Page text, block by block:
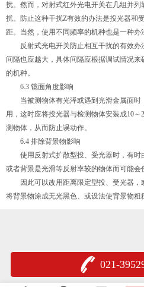
扰。然而，对射式红外光电开关在几组并
扰。防止这种干扰Z有效的办法是投光器和
距。当然，使用不同频率的机种也是一种办
反射式光电开关防止相互干扰的有效办
间隔也应越大，具体间隔应根据调试情况
的机种。
6.3 镜面角度影响
当被测物体有光泽或遇到光滑金属面时
用，这时应将投光器与检测物体安装成10
测物体，从而防止误动作。
6.4 排除背景物影响
使用反射式扩散型投、受光器时，有时
或者背景是光滑等反射率较的物体而可能会
因此可以改用距离限定型投、受光器，
将背景物涂成无光黑色、或设法使背景物粗
021-